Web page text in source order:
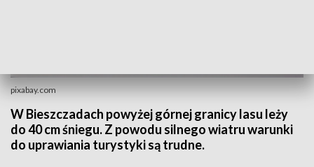
pixabay.com
W Bieszczadach powyżej górnej granicy lasu leży
do 40 cm śniegu. Z powodu silnego wiatru warunki
do uprawiania turystyki są trudne.